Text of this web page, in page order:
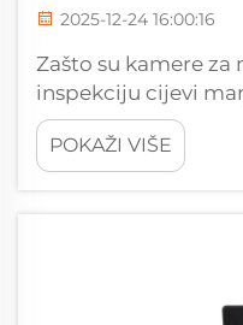
2025-12-24 16:00:16
Zašto su kamere za
inspekciju cijevi
ograničenja
promjera) Rad s
zahtijeva posebna
POKAŽI VIŠE